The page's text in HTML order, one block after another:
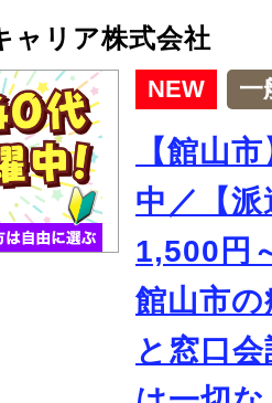
ャリア株式会社
NEW 一
【館山
中／【
1,500円
館山市
と窓口